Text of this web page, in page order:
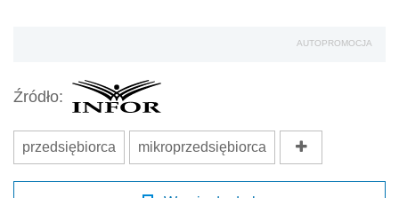
AUTOPROMOCJA
Źródło:
przedsiębiorca mikroprzedsiębiorca